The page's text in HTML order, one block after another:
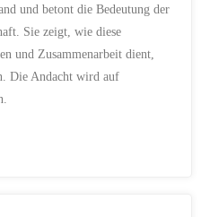
und betont die Bedeutung der
Sie zeigt, wie diese
und Zusammenarbeit dient,
Die Andacht wird auf